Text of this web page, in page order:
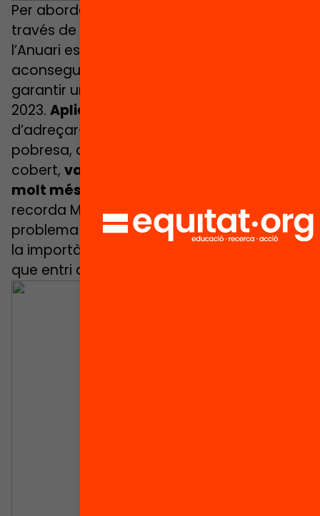
Per abordar la gratuïtat d’àpats escolars, a
través de la sociòloga
l’Anuari es fixa en Croàcia, que va
aconseguir convèncer el govern per
garantir un àpat gratuït per cada infant al
2023. Aplicar la universalitat
d’adreçar-se només a alumnat en risc de
pobresa, que no quedava completament
cobert, va permetre millorar i garantir
molt més la inversió necessària
recorda Marga León, “mai no es tracta d’un
problema de diners, sinó de fer adonar de
la importància del problema i d’intentar
que entri a la política pública”.